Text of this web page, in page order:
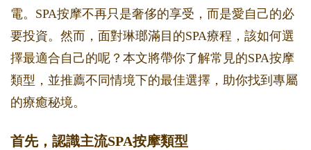
電。SPA按摩不再只是奢侈的享受，而是愛自己的必
要投資。然而，面對琳瑯滿目的SPA療程，該如何選
擇最適合自己的呢？本文將帶你了解常見的SPA按摩
類型，並推薦不同情境下的最佳選擇，助你找到專屬
的療癒秘境。
首先，認識主流SPA按摩類型